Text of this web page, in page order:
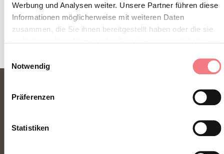
Werbung und Analysen weiter. Unsere Partner führen diese
Informationen möglicherweise mit weiteren Daten
zusammen, die Sie ihnen bereitgestellt haben oder die sie
Notwendig
Präferenzen
Statistiken
INFORMATIONEN ANFORDERN